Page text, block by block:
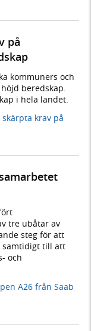
på
kommuners och
beredskap.
i hela landet.
krav på
tre ubåtar av
steg för att
samtidigt till att
och
A26 från Saab